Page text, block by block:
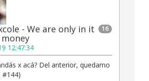
16
- We are only in it
12:47:34
x acá? Del anterior, quedamo
#144)